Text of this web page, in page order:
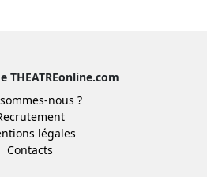
THEATREonline.com
nous ?
légales
Contacts